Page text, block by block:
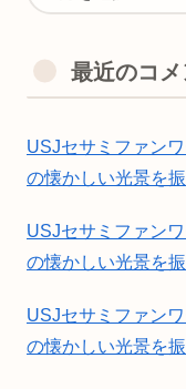
最近のコメ
USJセサミファン
の懐かしい光景を
USJセサミファン
の懐かしい光景を
USJセサミファン
の懐かしい光景を